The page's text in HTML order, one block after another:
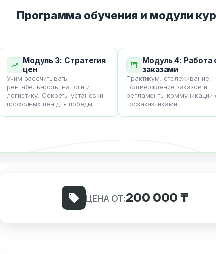
Программа обучения и модули
Модуль 3: Стратегия
цен
Учим рассчитывать
рентабельность, налоги и
логистику. Секреты установки
проходных цен для победы.
Модуль 4: Работа с
заказами
Практикум: отслеживание,
подтверждение заказов и
регламенты коммуникации с
госзаказчиками.
ЦЕНА ОТ:200 000 ₸